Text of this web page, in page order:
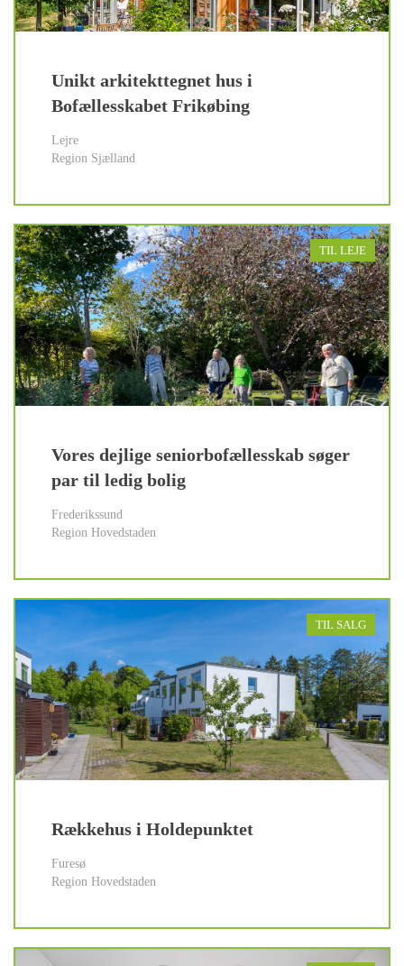
Unikt arkitekttegnet hus i
Bofællesskabet Frikøbing
Lejre
Region Sjælland
TIL LEJE
Vores dejlige seniorbofællesskab søger
par til ledig bolig
Frederikssund
Region Hovedstaden
TIL SALG
Rækkehus i Holdepunktet
Furesø
Region Hovedstaden